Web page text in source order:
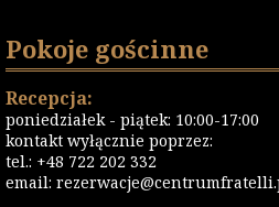
Pokoje gościnne
Recepcja:
poniedziałek - piątek: 10:00-17:00
kontakt wyłącznie poprzez:
tel.: +48 722 202 332
email: